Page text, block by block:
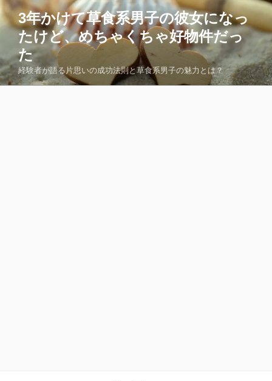
コ
ン
ツ
へ
3年かけて草食系男子の彼女になっ
たけど、めちゃくちゃ好物件だっ
た
経験者が語る片思いの成功法則と草食系男子の魅力とは？